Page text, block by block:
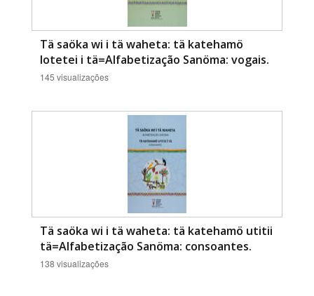
Tä saöka wi i tä waheta: tä katehamö
lotetei i tä=Alfabetização Sanöma: vogais.
145 visualizações
Tä saöka wi i tä waheta: tä katehamö utitii
tä=Alfabetização Sanöma: consoantes.
138 visualizações